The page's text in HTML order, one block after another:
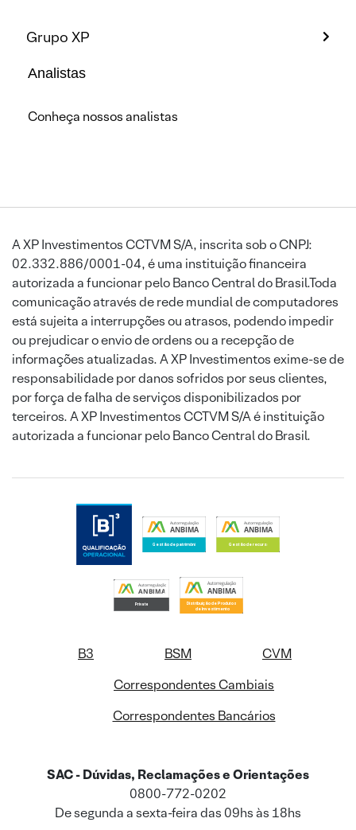
Grupo XP
Analistas
Conheça nossos analistas
A XP Investimentos CCTVM S/A, inscrita sob o CNPJ:
02.332.886/0001-04, é uma instituição financeira
autorizada a funcionar pelo Banco Central do Brasil.Toda
comunicação através de rede mundial de computadores
está sujeita a interrupções ou atrasos, podendo impedir
ou prejudicar o envio de ordens ou a recepção de
informações atualizadas. A XP Investimentos exime-se de
responsabilidade por danos sofridos por seus clientes,
por força de falha de serviços disponibilizados por
terceiros. A XP Investimentos CCTVM S/A é instituição
autorizada a funcionar pelo Banco Central do Brasil.
B3 BSM
CVM
Correspondentes Cambiais
Correspondentes Bancários
SAC - Dúvidas, Reclamações e Orientações
0800-772-0202
De segunda a sexta-feira das 09hs às 18hs